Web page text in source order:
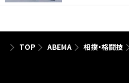
TOP ABEMA 相撲・格闘技